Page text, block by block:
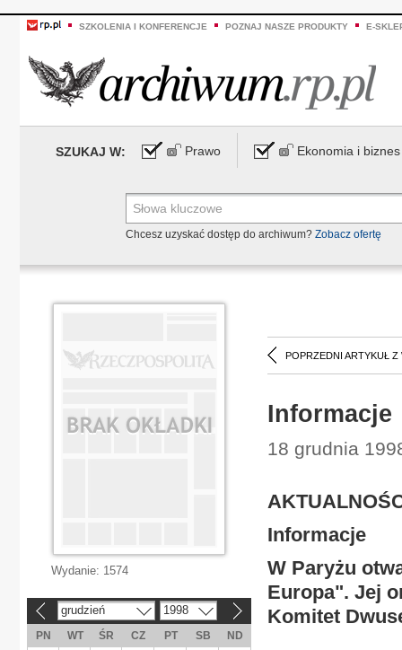
SZKOLENIA I KONFERENCJE POZNAJ NASZE PRODUKTY E-
SZUKAJ W: Prawo Ekonomia i biznes
Chcesz uzyskać dostęp do archiwum? Zobacz ofertę
POPRZEDNI ARTYKUŁ Z
Informacje
18 grudnia
Informacje
W Paryżu
Europa". Jej
Komitet
Wydanie: 1574
grudzień 1998
PN WT ŚR CZ PT SB
ND